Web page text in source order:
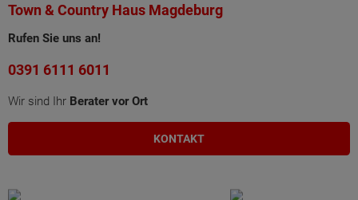
Town & Country Haus Magdeburg
Rufen Sie uns an!
0391 6111 6011
Wir sind Ihr Berater vor Ort
KONTAKT